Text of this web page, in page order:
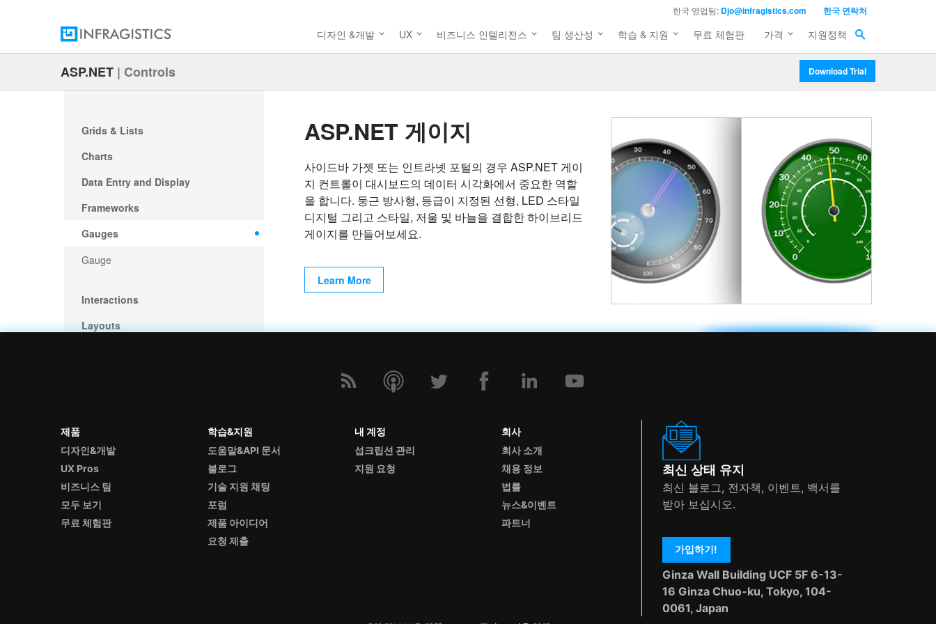
한국 영업팀: Djo@infragistics.com 한국 연락처
디자인 &개발 UX 비즈니스 인텔리전스 팀 생산성 학습 & 지원 무료 체험판 가격 지원정책
ASP.NET | Controls Download Trial
Grids & Lists
Charts
Data Entry and Display
Frameworks
Gauges
Gauge
Interactions
Layouts
ASP.NET 게이지
사이드바 가젯 또는 인트라넷 포털의 경우 ASP.NET 게이
지 컨트롤이 대시보드의 데이터 시각화에서 중요한 역할
을 합니다. 둥근 방사형, 등급이 지정된 선형, LED 스타일
디지털 그리고 스타일, 저울 및 바늘을 결합한 하이브리드
게이지를 만들어보세요.
Learn More
제품
디자인&개발
UX Pros
비즈니스 팀
모두 보기
무료 체험판
학습&지원
도움말&API 문서
블로그
기술 지원 채팅
포럼
제품 아이디어
요청 제출
내 계정
섭크립션 관리
지원 요청
회사
회사 소개
채용 정보
법률
뉴스&이벤트
파트너
최신 상태 유지
최신 블로그, 전자책, 이벤트, 백서를
받아 보십시오.
가입하기!
Ginza Wall Building UCF 5F 6-13-
16 Ginza Chuo-ku, Tokyo, 104-
0061, Japan